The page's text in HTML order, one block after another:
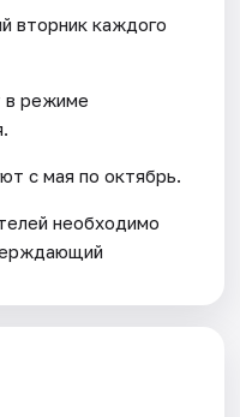
вторник каждого
в режиме
с мая по октябрь.
необходимо